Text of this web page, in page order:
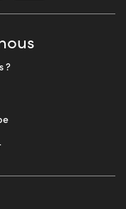
?